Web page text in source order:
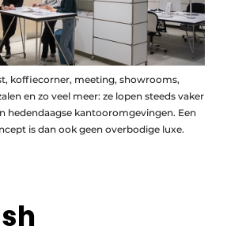
koffiecorner, meeting, showrooms,
en zo veel meer: ze lopen steeds vaker
hedendaagse kantooromgevingen. Een
is dan ook geen overbodige luxe.